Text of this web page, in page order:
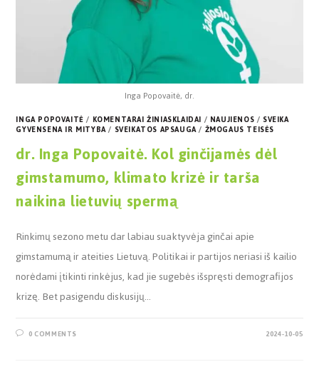
Inga Popovaitė, dr.
INGA POPOVAITĖ/ KOMENTARAI ŽINIASKLAIDAI/ NAUJIENOS/ SVEIKA
GYVENSENA IR MITYBA/ SVEIKATOS APSAUGA/ ŽMOGAUS TEISĖS
dr. Inga Popovaitė. Kol ginčijamės dėl
gimstamumo, klimato krizė ir tarša
naikina lietuvių spermą
Rinkimų sezono metu dar labiau suaktyvėja ginčai apie
gimstamumą ir ateities Lietuvą. Politikai ir partijos neriasi iš kailio
norėdami įtikinti rinkėjus, kad jie sugebės išspręsti demografijos
krizę. Bet pasigendu diskusijų…
0 COMMENTS 2024-10-05